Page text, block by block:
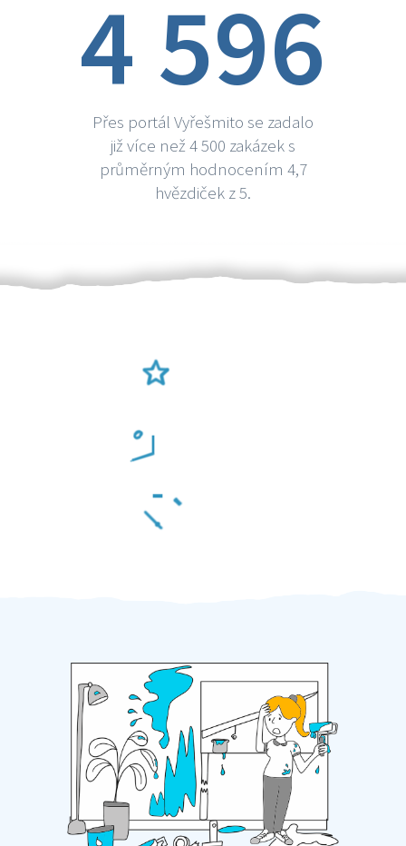
4 596
Přes portál Vyřešmito se zadalo
již více než 4 500 zakázek s
průměrným hodnocením 4,7
hvězdiček z 5.